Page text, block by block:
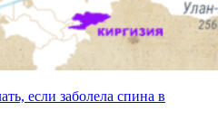
если заболела спина в